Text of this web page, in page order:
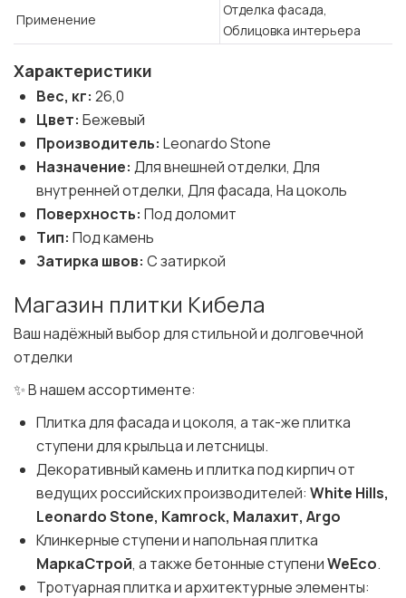
Применение
Отделка фасада,
Облицовка интерьера
Характеристики
Вес, кг: 26,0
Цвет: Бежевый
Производитель: Leonardo Stone
Назначение: Для внешней отделки, Для
внутренней отделки, Для фасада, На цоколь
Поверхность: Под доломит
Тип: Под камень
Затирка швов: С затиркой
Магазин плитки Кибела
Ваш надёжный выбор для стильной и долговечной
отделки
✨ В нашем ассортименте:
Плитка для фасада и цоколя, а так-же плитка
ступени для крыльца и летсницы.
Декоративный камень и плитка под кирпич от
ведущих российских производителей: White Hills,
Leonardo Stone, Kamrock, Малахит, Argo
Клинкерные ступени и напольная плитка
МаркаСтрой, а также бетонные ступениWeEco.
Тротуарная плитка и архитектурные элементы: